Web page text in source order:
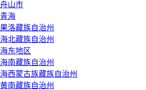
舟山市
青海
果洛藏族自治州
海北藏族自治州
海东地区
海南藏族自治州
海西蒙古族藏族自治州
黄南藏族自治州